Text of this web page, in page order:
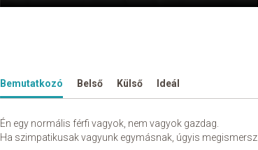
Bemutatkozó Belső Külső Ideál
Én egy normális férfi vagyok, nem vagyok gazdag.
Ha szimpatikusak vagyunk egymásnak, úgyis megismersz.